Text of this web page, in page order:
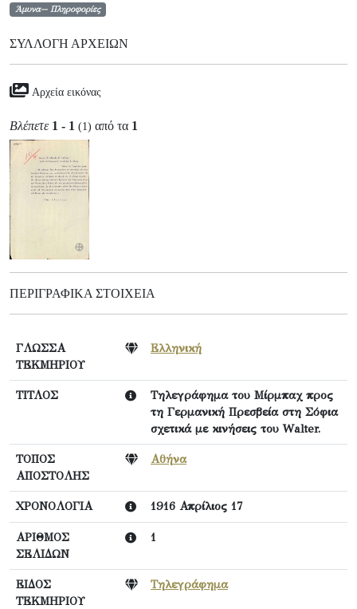
Άμυνα-- Πληροφορίες
ΣΥΛΛΟΓΉ ΑΡΧΕΊΩΝ
Αρχεία εικόνας
Βλέπετε 1 - 1 (1) από τα 1
ΠΕΡΙΓΡΑΦΙΚΆ ΣΤΟΙΧΕΊΑ
ΓΛΩΣΣΑ
ΤΕΚΜΗΡΙΟΥ
Ελληνική
ΤΙΤΛΟΣ
Τηλεγράφημα του Μίρμπαχ προς
τη Γερμανική Πρεσβεία στη Σόφια
σχετικά με κινήσεις του Walter.
ΤΟΠΟΣ
ΑΠΟΣΤΟΛΗΣ
Αθήνα
ΧΡΟΝΟΛΟΓΙΑ 1916 Απρίλιος 17
ΑΡΙΘΜΟΣ
ΣΕΛΙΔΩΝ
1
ΕΙΔΟΣ
ΤΕΚΜΗΡΙΟΥ
Τηλεγράφημα